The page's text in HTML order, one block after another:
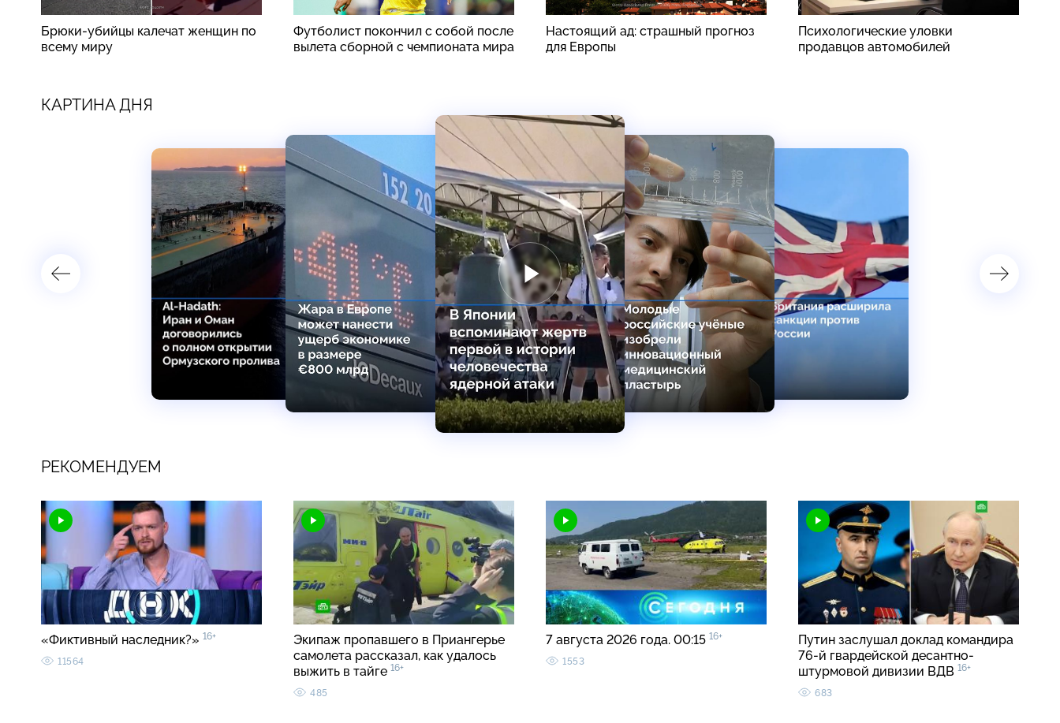
Брюки-убийцы калечат женщин по
всему миру
Футболист покончил с собой после
вылета сборной с чемпионата мира
Настоящий ад: страшный прогноз
для Европы
Психологические уловки
продавцов автомобилей
КАРТИНА ДНЯ
РЕКОМЕНДУЕМ
«Фиктивный наследник?» 16+
11564
Экипаж пропавшего в Приангерье
самолета рассказал, как удалось
выжить в тайге 16+
485
7 августа 2026 года. 00:15 16+
1553
Путин заслушал доклад командира
76-й гвардейской десантно-
штурмовой дивизии ВДВ 16+
683